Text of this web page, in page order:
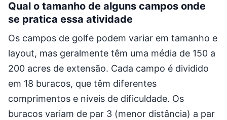
Qual o tamanho de alguns campos onde
se pratica essa atividade
Os campos de golfe podem variar em tamanho e
layout, mas geralmente têm uma média de 150 a
200 acres de extensão. Cada campo é dividido
em 18 buracos, que têm diferentes
comprimentos e níveis de dificuldade. Os
buracos variam de par 3 (menor distância) a par